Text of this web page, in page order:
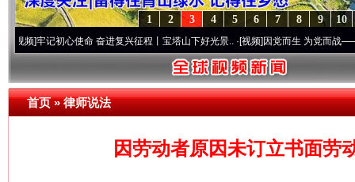
10
9
8
7
6
5
4
3
2
1
初心使命 奋进复兴征程丨宝塔山下好光景..·[视频]因党而生 为党而战——百年“纪”
首页»律师说法
因劳动者原因未订立书面劳